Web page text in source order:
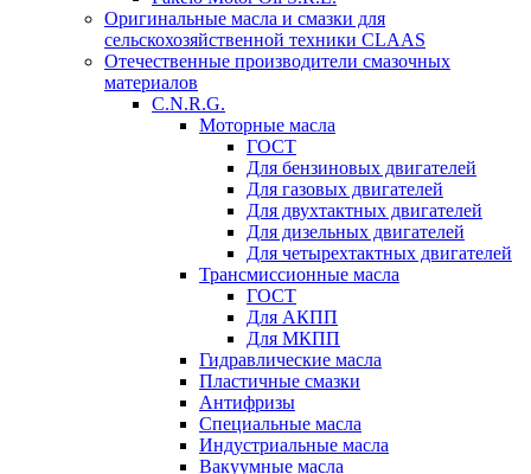
Оригинальные масла и смазки для
сельскохозяйственной техники CLAAS
Отечественные производители смазочных
материалов
C.N.R.G.
Моторные масла
ГОСТ
Для бензиновых двигателей
Для газовых двигателей
Для двухтактных двигателей
Для дизельных двигателей
Для четырехтактных двигателей
Трансмиссионные масла
ГОСТ
Для АКПП
Для МКПП
Гидравлические масла
Пластичные смазки
Антифризы
Специальные масла
Индустриальные масла
Вакуумные масла